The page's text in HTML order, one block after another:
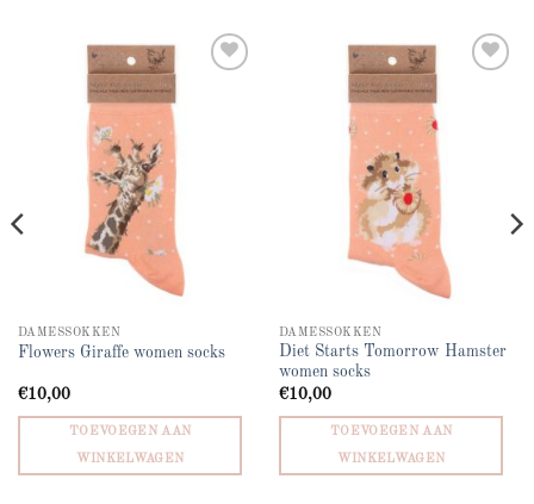
DAMESSOKKEN
Flowers Giraffe women socks
€10,00
TOEVOEGEN AAN
WINKELWAGEN
DAMESSOKKEN
Diet Starts Tomorrow Hamster
women socks
€10,00
TOEVOEGEN AAN
WINKELWAGEN